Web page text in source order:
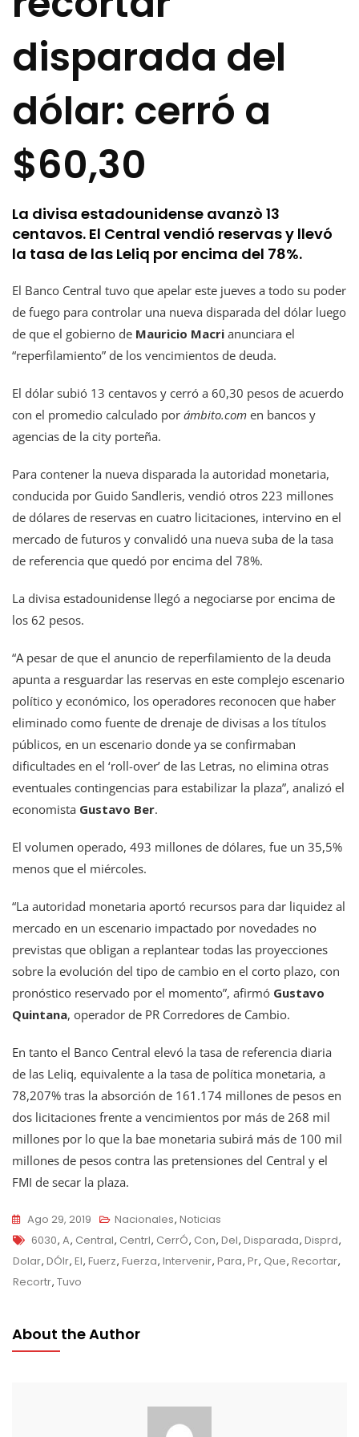
disparada del
dólar: cerró a
$60,30
La divisa estadounidense avanzò 13
centavos. El Central vendió reservas y llevó
la tasa de las Leliq por encima del 78%.
El Banco Central tuvo que apelar este jueves a todo su poder
de fuego para controlar una nueva disparada del dólar luego
de que el gobierno de Mauricio Macri anunciara el
“reperfilamiento” de los vencimientos de deuda.
El dólar subió 13 centavos y cerró a 60,30 pesos de acuerdo
con el promedio calculado por ámbito.com en bancos y
agencias de la city porteña.
Para contener la nueva disparada la autoridad monetaria,
conducida por Guido Sandleris, vendió otros 223 millones
de dólares de reservas en cuatro licitaciones, intervino en el
mercado de futuros y convalidó una nueva suba de la tasa
de referencia que quedó por encima del 78%.
La divisa estadounidense llegó a negociarse por encima de
los 62 pesos.
“A pesar de que el anuncio de reperfilamiento de la deuda
apunta a resguardar las reservas en este complejo escenario
político y económico, los operadores reconocen que haber
eliminado como fuente de drenaje de divisas a los títulos
públicos, en un escenario donde ya se confirmaban
dificultades en el ‘roll-over’ de las Letras, no elimina otras
eventuales contingencias para estabilizar la plaza”, analizó el
economista Gustavo Ber.
El volumen operado, 493 millones de dólares, fue un 35,5%
menos que el miércoles.
“La autoridad monetaria aportó recursos para dar liquidez al
mercado en un escenario impactado por novedades no
previstas que obligan a replantear todas las proyecciones
sobre la evolución del tipo de cambio en el corto plazo, con
pronóstico reservado por el momento”, afirmó Gustavo
Quintana, operador de PR Corredores de Cambio.
En tanto el Banco Central elevó la tasa de referencia diaria
de las Leliq, equivalente a la tasa de política monetaria, a
78,207% tras la absorción de 161.174 millones de pesos en
dos licitaciones frente a vencimientos por más de 268 mil
millones por lo que la bae monetaria subirá más de 100 mil
millones de pesos contra las pretensiones del Central y el
FMI de secar la plaza.
Ago 29, 2019 Nacionales, Noticias
Tags
6030, A, Central, Centrl, CerrÓ, Con, Del, Disparada, Disprd,
Dolar, DÓlr, El, Fuerz, Fuerza, Intervenir, Para, Pr, Que, Recortar,
Recortr, Tuvo
About the Author